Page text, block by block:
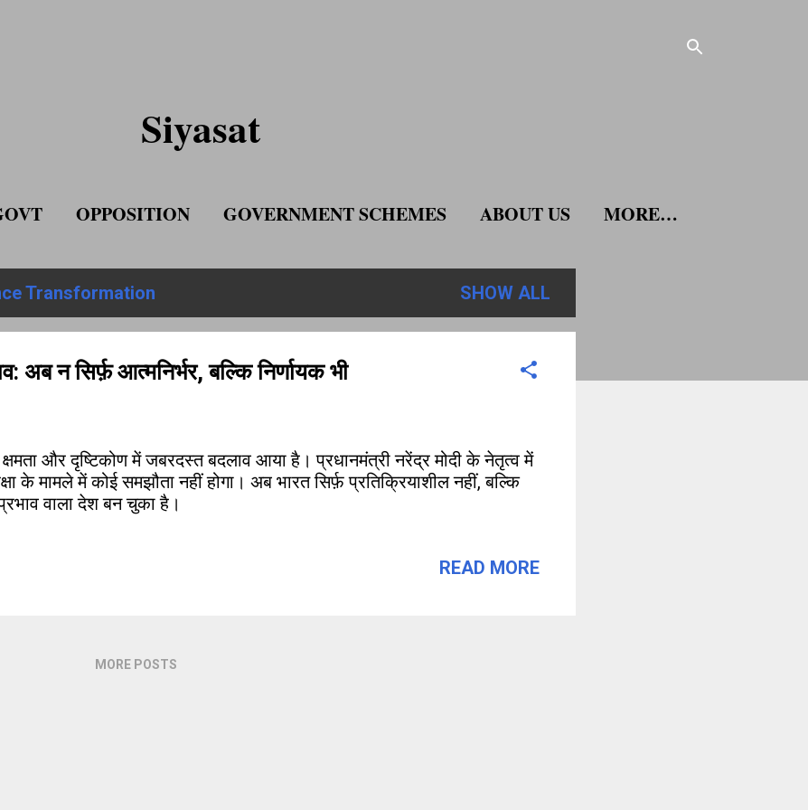
Siyasat
OPPOSITION GOVERNMENT SCHEMES ABOUT US
MORE…
Transformation SHOW ALL
अब न सिर्फ़ आत्मनिर्भर, बल्कि निर्णायक भी
क्षमता और दृष्टिकोण में जबरदस्त बदलाव आया है। प्रधानमंत्री नरेंद्र मोदी के नेतृत्व में
के मामले में कोई समझौता नहीं होगा। अब भारत सिर्फ़ प्रतिक्रियाशील नहीं, बल्कि
वाला देश बन चुका है।
READ MORE
MORE POSTS